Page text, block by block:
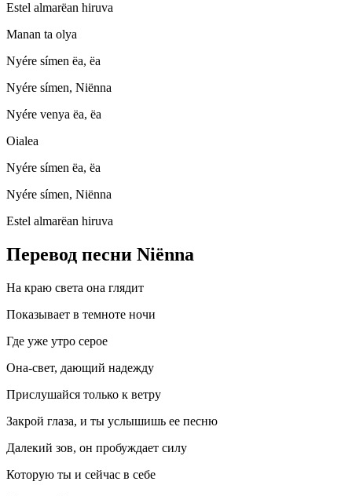
Estel almarëan hiruva
Manan ta olya
Nyére símen ëa, ëa
Nyére símen, Niënna
Nyére venya ëa, ëa
Oialea
Nyére símen ëa, ëa
Nyére símen, Niënna
Estel almarëan hiruva
Перевод песни Niënna
На краю света она глядит
Показывает в темноте ночи
Где уже утро серое
Она-свет, дающий надежду
Прислушайся только к ветру
Закрой глаза, и ты услышишь ее песню
Далекий зов, он пробуждает силу
Которую ты и сейчас в себе